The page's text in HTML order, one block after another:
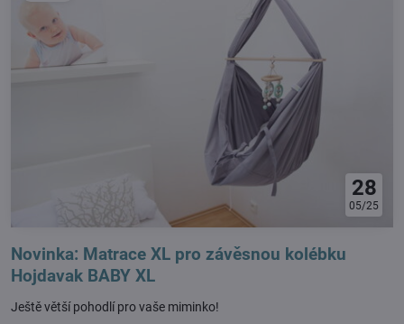
28
05/25
Novinka: Matrace XL pro závěsnou kolébku
Hojdavak BABY XL
Ještě větší pohodlí pro vaše miminko!